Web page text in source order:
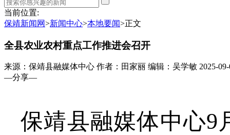
当前位置:
保靖新闻网>新闻中心>本地要闻>正文
全县农业农村重点工作推进会召开
来源：保靖县融媒体中心 作者：田家丽 编辑：吴学敏 2025-
—分享—
保靖县融媒体中心9